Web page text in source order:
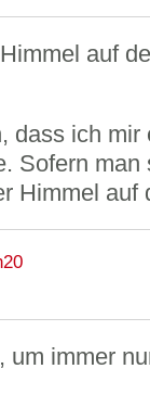
auf
dass ich
Sofern man
Himmel auf
um immer